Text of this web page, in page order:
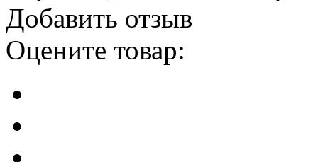
Добавить отзыв
Оцените товар: